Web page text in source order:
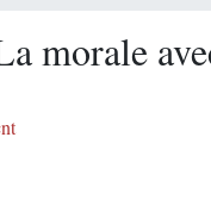
morale